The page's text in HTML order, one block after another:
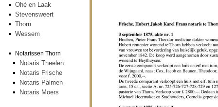
Ohé en Laak
Stevensweert
Thorn
Wessem
Notarissen Thorn
Notaris Theelen
Notaris Frische
Notaris Palmen
Notaris Moers